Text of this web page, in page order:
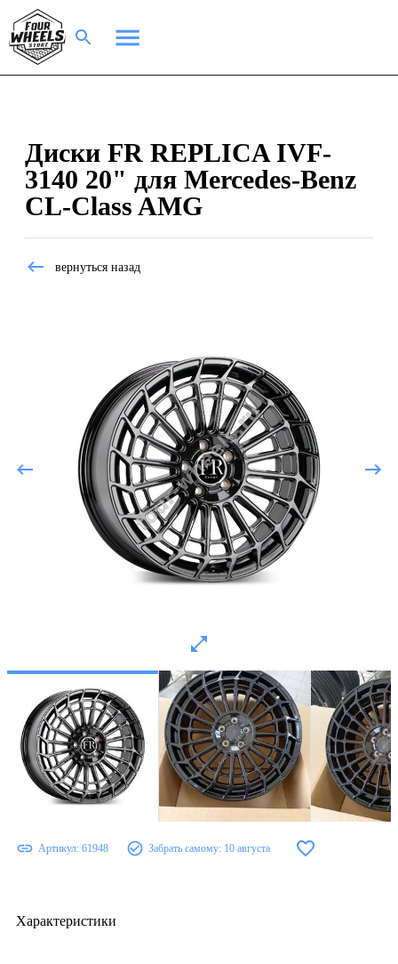
Диски FR REPLICA IVF-
3140 20" для Mercedes-Benz
CL-Class AMG
вернуться назад
Артикул: 61948 Забрать самому: 10 августа
Характеристики